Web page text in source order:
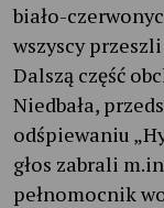
biało-
wszyscy
Dalszą część
Niedbała,
odśpiewaniu
głos zabrali
pełnomocnik